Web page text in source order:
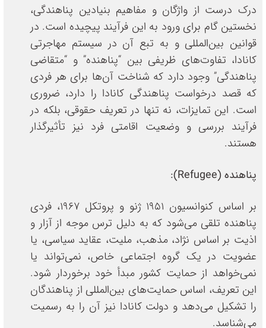
درک درست از واژگان و مفاهیم بنیادین پناهندگی،
نخستین گام برای ورود به این فرآیند پیچیده است. در
قوانین بین‌المللی و به تبع آن در سیستم مهاجرتی
کانادا، تفاوت‌های ظریفی بین “پناهنده” و “متقاضی
پناهندگی” وجود دارد که شناخت آن‌ها برای هر فردی
که قصد درخواست پناهندگی کانادا را دارد، ضروری
است. این تمایزات، نه تنها در تعریف حقوقی، بلکه در
فرآیند بررسی و وضعیت اقامتی فرد نیز تأثیرگذار
هستند.
پناهنده(Refugee)
:
بر اساس کنوانسیون ۱۹۵۱ ژنو و پروتکل ۱۹۶۷، فردی
پناهنده تلقی می‌شود که به دلیل ترس موجه از آزار و
اذیت بر اساس نژاد، مذهب، ملیت، عقاید سیاسی، یا
عضویت در یک گروه اجتماعی خاص، نمی‌تواند یا
نمی‌خواهد از حمایت کشور مبدأ خود برخوردار شود.
این تعریف، اساس حمایت‌های بین‌المللی از پناهندگان
را تشکیل می‌دهد و دولت کانادا نیز آن را به رسمیت
می‌شناسد.